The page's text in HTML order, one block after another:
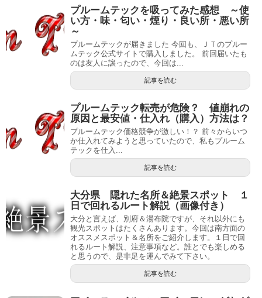
プルームテックを吸ってみた感想 ～使
い方・味・匂い・煙り・良い所・悪い所
～
プルームテックが届きました 今回も、ＪＴのプルー
ムテック公式サイトで購入しました。 前回届いたも
のは友人に譲ったので、今回は...
記事を読む
プルームテック転売が危険？ 値崩れの
原因と最安値・仕入れ（購入）方法は？
プルームテック価格競争が激しい！？ 前々からいつ
か仕入れてみようと思っていたので、私もプルーム
テックを仕入...
記事を読む
大分県 隠れた名所＆絶景スポット １
日で回れるルート解説（画像付き）
大分と言えば、別府＆湯布院ですが、それ以外にも
観光スポットはたくさんあります。今回は南方面の
オススメスポット＆名所をご紹介します。１日で回
れるルート解説、注意事項など。誰とでも楽しめる
と思うので、是非足を運んでみて下さい。
記事を読む